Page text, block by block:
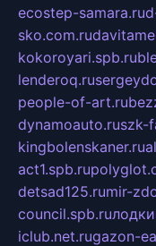
ecostep-samara.ru
sko.com.ru
kokoroyari.spb.ru
lenderoq.ru
people-of-art.ru
dynamoauto.ruszk-
kingbolenskaner.ru
act1.spb.ru
detsad125.rumir-
council.spb.ru
iclub.net.rugazon-